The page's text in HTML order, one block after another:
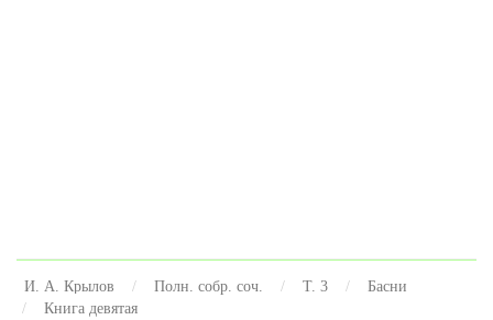
И. А. Крылов Полн. собр. соч. Т. 3
Басни
Книга девятая